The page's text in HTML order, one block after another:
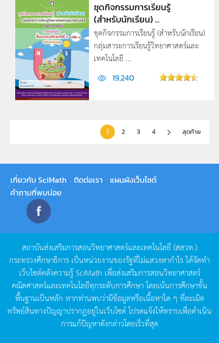
ชุดกิจกรรมการเรียนรู้
(สำหรับนักเรียน) ...
ชุดกิจกรรมการเรียนรู้ (สำหรับนักเรียน)
กลุ่มสาระการเรียนรู้วิทยาศาสตร์และ
เทคโนโลยี ...
19,240
1 2 3 4 สุดท้าย
เกี่ยวกับ SciMath ติดต่อเรา
แผนผังเว็บไซต์
คำถามที่พบบ่อย
สถาบันส่งเสริมการสอนวิทยาศาสตร์และเทคโนโลยี (สสวท.)
กระทรวงศึกษาธิการ เป็นหน่วยงานของรัฐที่ไม่แสวงหากำไรได้จัดทำ
เว็บไซต์คลังความรู้SciMath เพื่อส่งเสริมการสอนวิทยาศาสตร์
คณิตศาสตร์และเทคโนโลยีทุกระดับการศึกษา โดยเน้นการศึกษาขั้น
พื้นฐานเป็นหลัก หากท่านพบว่ามีข้อมูลหรือเนื้อหาใด ๆ ที่ละเมิด
ทรัพย์สินทางปัญญาปรากฏอยู่ในเว็บไซต์โปรดแจ้งให้ทราบเพื่อดำเนิน
การแก้ปัญหาดังกล่าวโดยเร็วที่สุด